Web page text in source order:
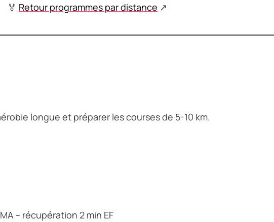
Retour programmes par distance ↗
longue et préparer les courses de 5-10 km.
– récupération 2 min EF